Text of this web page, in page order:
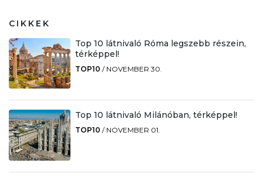
CIKKEK
Top 10 látnivaló Róma legszebb részein,
térképpel!
TOP10 / NOVEMBER 30.
Top 10 látnivaló Milánóban, térképpel!
TOP10 / NOVEMBER 01.